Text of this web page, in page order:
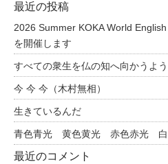
最近の投稿
2026 Summer KOKA World
を開催します
すべての衆生を仏の知へ向かうよ
今 今 今（木村無相）
生きているんだ
青色青光 黄色黄光 赤色赤光 白
最近のコメント